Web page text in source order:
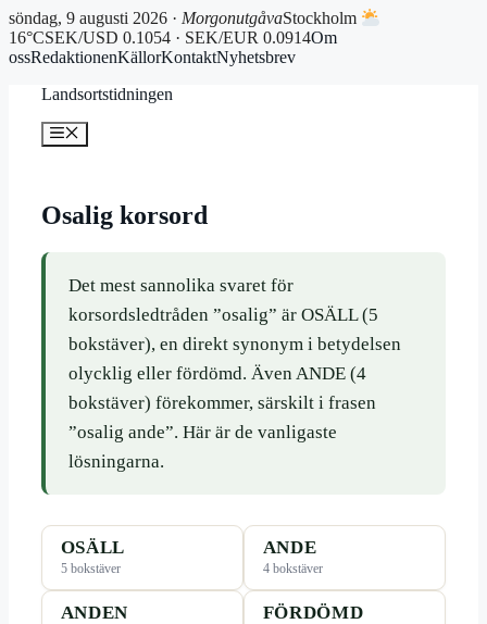
söndag, 9 augusti 2026 · MorgonutgåvaStockholm
16°CSEK/USD 0.1054 · SEK/EUR 0.0914Om
ossRedaktionenKällorKontaktNyhetsbrev
Landsortstidningen
Meny
Osalig korsord
Det mest sannolika svaret för
korsordsledtråden ”osalig” är OSÄLL (5
bokstäver), en direkt synonym i betydelsen
olycklig eller fördömd. Även ANDE (4
bokstäver) förekommer, särskilt i frasen
”osalig ande”. Här är de vanligaste
lösningarna.
OSÄLL
5 bokstäver
ANDE
4 bokstäver
ANDEN FÖRDÖMD